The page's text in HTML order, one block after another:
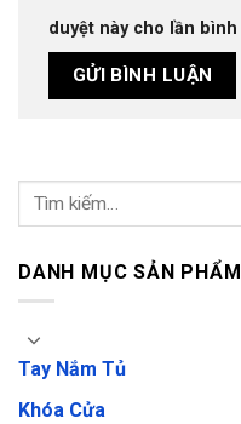
duyệt này cho lần
DANH MỤC SẢN PHẨM
Tay Nắm Tủ
Khóa Cửa